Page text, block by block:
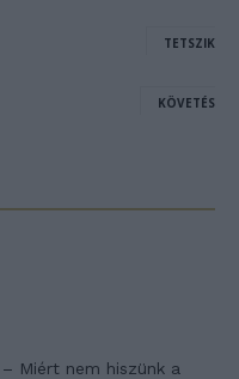
TETSZIK
KÖVETÉS
Miért nem hiszünk a